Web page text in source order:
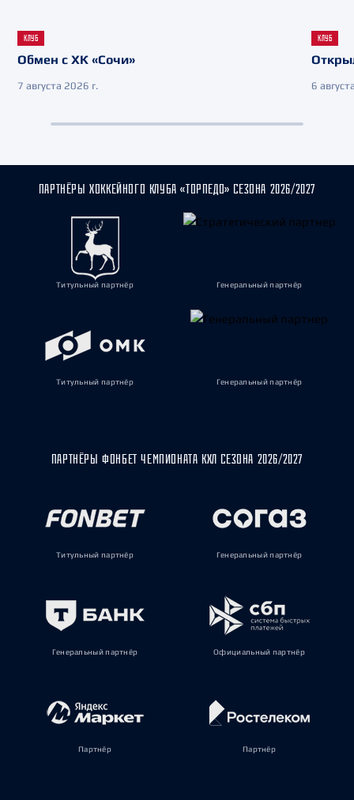
КЛУБ
Обмен с ХК «Сочи»
7 августа 2026 г.
КЛУБ
6
ПАРТНЁРЫ ХОККЕЙНОГО КЛУБА «ТОРПЕДО» СЕЗОНА 2026/2027
Титульный партнёр Генеральный партнёр
Титульный партнёр Генеральный партнёр
ПАРТНЁРЫ ФОНБЕТ ЧЕМПИОНАТА КХЛ СЕЗОНА 2026/2027
Титульный партнёр Генеральный партнёр
Генеральный партнёр Официальный партнёр
Партнёр Партнёр